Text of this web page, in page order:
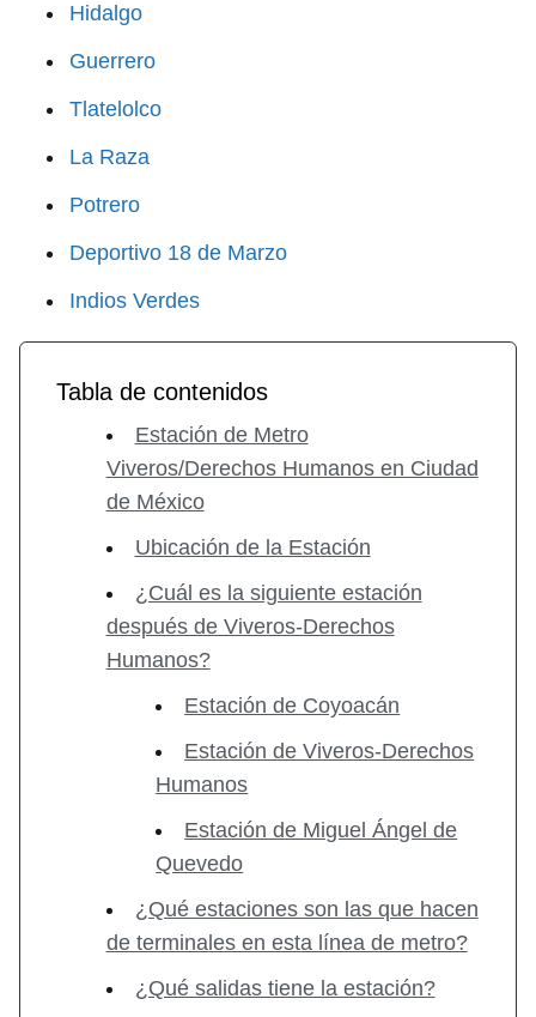
Hidalgo
Guerrero
Tlatelolco
La Raza
Potrero
Deportivo 18 de Marzo
Indios Verdes
Tabla de contenidos
Estación de Metro
Viveros/Derechos Humanos en Ciudad
de México
Ubicación de la Estación
¿Cuál es la siguiente estación
después de Viveros-Derechos
Humanos?
Estación de Coyoacán
Estación de Viveros-Derechos
Humanos
Estación de Miguel Ángel de
Quevedo
¿Qué estaciones son las que hacen
de terminales en esta línea de metro?
¿Qué salidas tiene la estación?